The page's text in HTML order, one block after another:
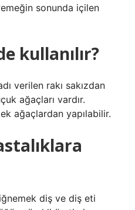
sonunda içilen
kullanılır?
verilen rakı sakızdan
ağaçları vardır.
ağaçlardan yapılabilir.
diş ve diş eti